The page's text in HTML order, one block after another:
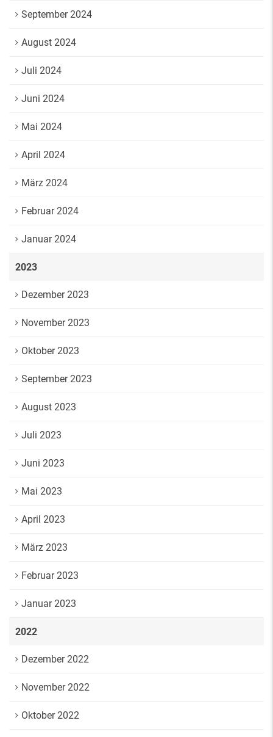
September 2024
August 2024
Juli 2024
Juni 2024
Mai 2024
April 2024
März 2024
Februar 2024
Januar 2024
2023
Dezember 2023
November 2023
Oktober 2023
September 2023
August 2023
Juli 2023
Juni 2023
Mai 2023
April 2023
März 2023
Februar 2023
Januar 2023
2022
Dezember 2022
November 2022
Oktober 2022